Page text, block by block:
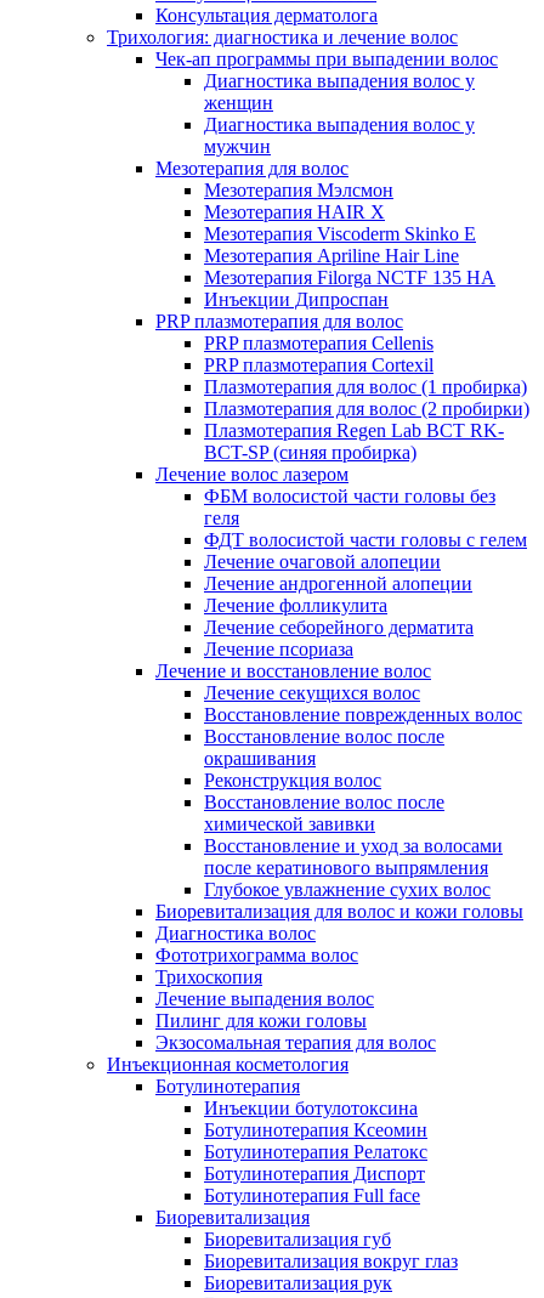
Консультация дерматолога
Трихология: диагностика и лечение волос
Чек-ап программы при выпадении волос
Диагностика выпадения волос у
женщин
Диагностика выпадения волос у
мужчин
Мезотерапия для волос
Мезотерапия Мэлсмон
Мезотерапия HAIR X
Мезотерапия Viscoderm Skinko E
Мезотерапия Apriline Hair Line
Мезотерапия Filorga NCTF 135 HA
Инъекции Дипроспан
PRP плазмотерапия для волос
PRP плазмотерапия Cellenis
PRP плазмотерапия Cortexil
Плазмотерапия для волос (1 пробирка)
Плазмотерапия для волос (2 пробирки)
Плазмотерапия Regen Lab BCT RK-
BCT-SP (синяя пробирка)
Лечение волос лазером
ФБМ волосистой части головы без
геля
ФДТ волосистой части головы с гелем
Лечение очаговой алопеции
Лечение андрогенной алопеции
Лечение фолликулита
Лечение себорейного дерматита
Лечение псориаза
Лечение и восстановление волос
Лечение секущихся волос
Восстановление поврежденных волос
Восстановление волос после
окрашивания
Реконструкция волос
Восстановление волос после
химической завивки
Восстановление и уход за волосами
после кератинового выпрямления
Глубокое увлажнение сухих волос
Биоревитализация для волос и кожи головы
Диагностика волос
Фототрихограмма волос
Трихоскопия
Лечение выпадения волос
Пилинг для кожи головы
Экзосомальная терапия для волос
Инъекционная косметология
Ботулинотерапия
Инъекции ботулотоксина
Ботулинотерапия Ксеомин
Ботулинотерапия Релатокс
Ботулинотерапия Диспорт
Ботулинотерапия Full face
Биоревитализация
Биоревитализация губ
Биоревитализация вокруг глаз
Биоревитализация рук